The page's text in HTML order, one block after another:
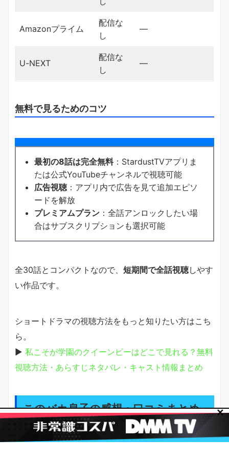
Amazonプライム
配信な
し
―
U-NEXT
配信な
し
―
無料で見るためのコツ
最初の8話は完全無料：StardustTVアプリま
たは公式YouTubeチャンネルで視聴可能
広告視聴：アプリ内で広告を見て追加エピソ
ードを解放
プレミアムプラン ：全話アンロックしたい場
合はサブスクリプションも選択可能
全30話とコンパクトなので、 短期間で全話視聴しやす
い作品です。
ショートドラマの視聴方法をもっと知りたい方はこち
ら。
▶ 私こそが学園のクイーンビーはどこで見れる？無料
視聴方法・あらすじネタバレ・キャスト情報まとめ
このバカ息子の感想・口コミまとめ ✕